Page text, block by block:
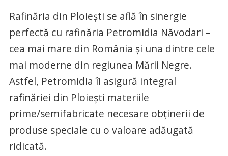
Rafinăria din Ploiești se află în sinergie
perfectă cu rafinăria Petromidia Năvodari –
cea mai mare din România și una dintre cele
mai moderne din regiunea Mării Negre.
Astfel, Petromidia îi asigură integral
rafinăriei din Ploiești materiile
prime/semifabricate necesare obținerii de
produse speciale cu o valoare adăugată
ridicată.